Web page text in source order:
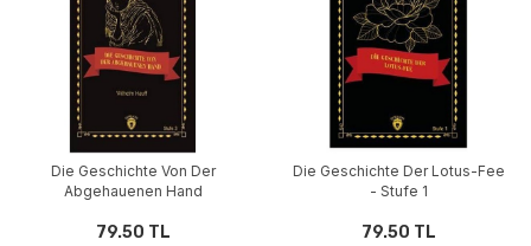
Die Geschichte Von Der
Abgehauenen Hand
79.50 TL
Die Geschichte Der Lotus-Fee
- Stufe 1
79.50 TL